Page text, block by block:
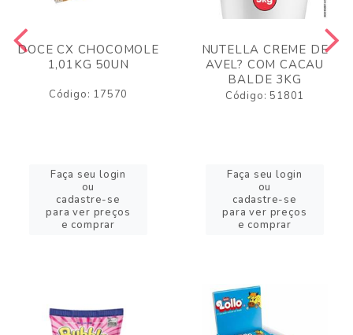
DOCE CX CHOCOMOLE
1,01KG 50UN
Código: 17570
Faça seu login
ou
cadastre-se
para ver preços
e comprar
NUTELLA CREME DE
AVEL? COM CACAU
BALDE 3KG
Código: 51801
Faça seu login
ou
cadastre-se
para ver preços
e comprar